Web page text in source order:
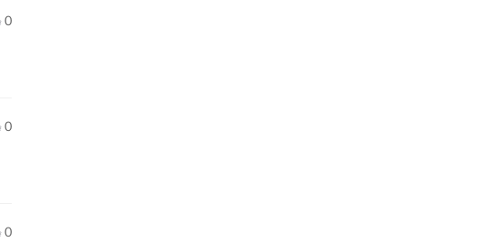
0
0
0